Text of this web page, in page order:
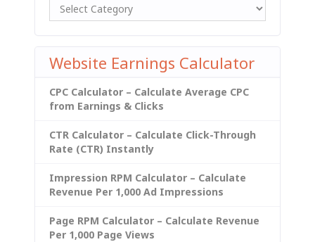
Website Earnings Calculator
CPC Calculator – Calculate Average CPC
from Earnings & Clicks
CTR Calculator – Calculate Click-Through
Rate (CTR) Instantly
Impression RPM Calculator – Calculate
Revenue Per 1,000 Ad Impressions
Page RPM Calculator – Calculate Revenue
Per 1,000 Page Views